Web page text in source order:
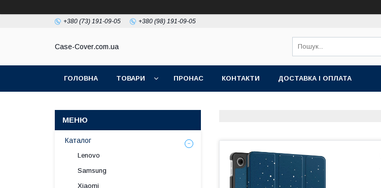
+380 (73) 191-09-05 +380 (98) 191-09-05
Case-Cover.com.ua
ГОЛОВНА ТОВАРИ ПРОНАС КОНТАКТИ ДОСТАВКА І ОПЛАТА
Каталог
Lenovo
Samsung
Xiaomi